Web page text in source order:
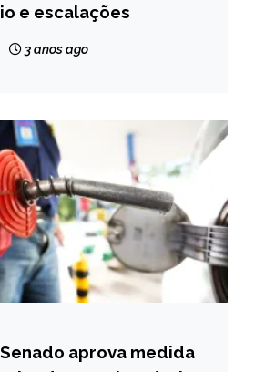
e escalações
3 anos ago
aprova medida